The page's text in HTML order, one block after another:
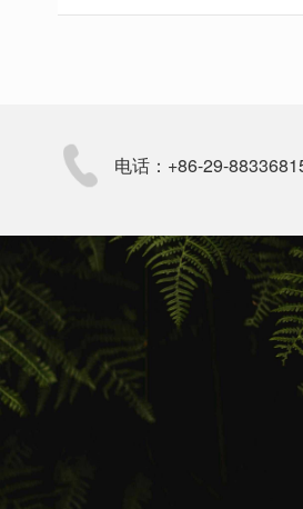
电话：+86-29-